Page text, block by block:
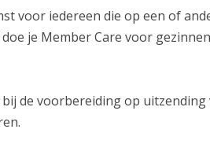
voor iedereen die op een of
je Member Care voor
de voorbereiding op uitzending